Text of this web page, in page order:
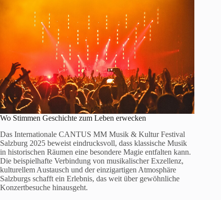
Wo Stimmen Geschichte zum Leben erwecken
Das Internationale CANTUS MM Musik & Kultur Festival
Salzburg 2025 beweist eindrucksvoll, dass klassische Musik
in historischen Räumen eine besondere Magie entfalten kann.
Die beispielhafte Verbindung von musikalischer Exzellenz,
kulturellem Austausch und der einzigartigen Atmosphäre
Salzburgs schafft ein Erlebnis, das weit über gewöhnliche
Konzertbesuche hinausgeht.